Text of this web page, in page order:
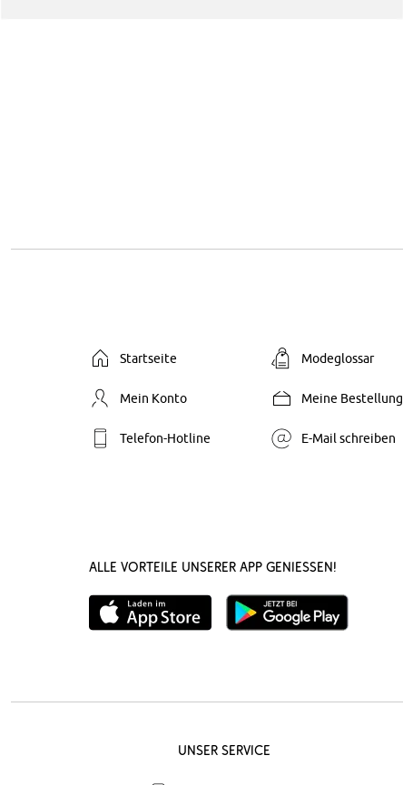
Startseite Modeglossar
Mein Konto Meine Bestellung
Telefon-Hotline E-Mail schreiben
Alle Vorteile unserer App genießen!
Unser Service